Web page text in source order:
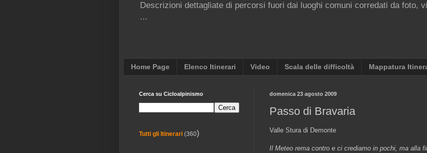
Descrizioni dettagliate di percorsi fuori dai luoghi comuni corredati da foto,
...
Home Page Elenco Itinerari Video Scala delle difficoltà Mappatura
domenica 23 agosto 2009
Passo di Bravaria
Valle Stura di Demonte
Il Meteo rema contro e ci crediamo in pochi, ma alla
Cerca su Cicloalpinismo
Tutti gli Itinerari (360)